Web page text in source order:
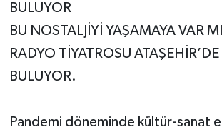
BULUYOR
BU NOSTALJİYİ YAŞAMAYA VAR
RADYO TİYATROSU
BULUYOR.
Pandemi döneminde kültür-sanat